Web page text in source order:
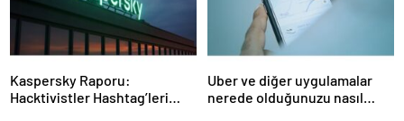
Kaspersky Raporu:
Hacktivistler Hashtag’leri
Uber ve diğer uygulamalar
nerede olduğunuzu nasıl